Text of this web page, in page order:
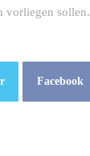
vorliegen sollen.
Facebook